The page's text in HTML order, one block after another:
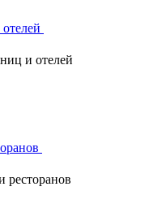
и отелей
ресторанов